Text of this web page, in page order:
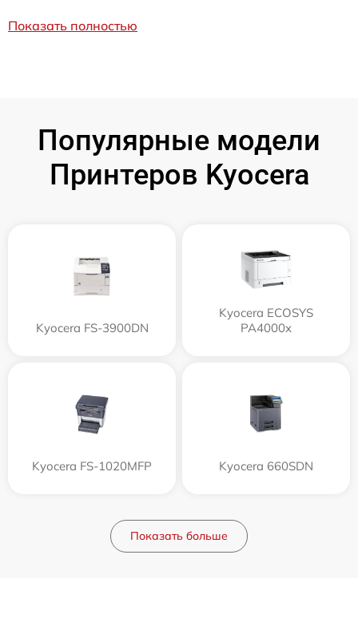
Показать полностью
Популярные модели
Принтеров Kyocera
Kyocera FS-3900DN
Kyocera ECOSYS
PA4000x
Kyocera FS-1020MFP Kyocera 660SDN
Показать больше